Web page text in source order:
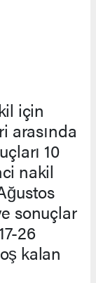
için
arasında
10
nakil
sonuçlar
26
kalan